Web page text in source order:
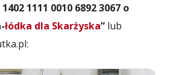
1402 1111 0010 6892 3067 o
łódka dla Skarżyska” lub